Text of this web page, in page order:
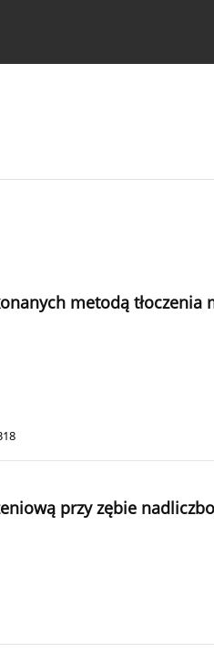
metodą
przy zębie